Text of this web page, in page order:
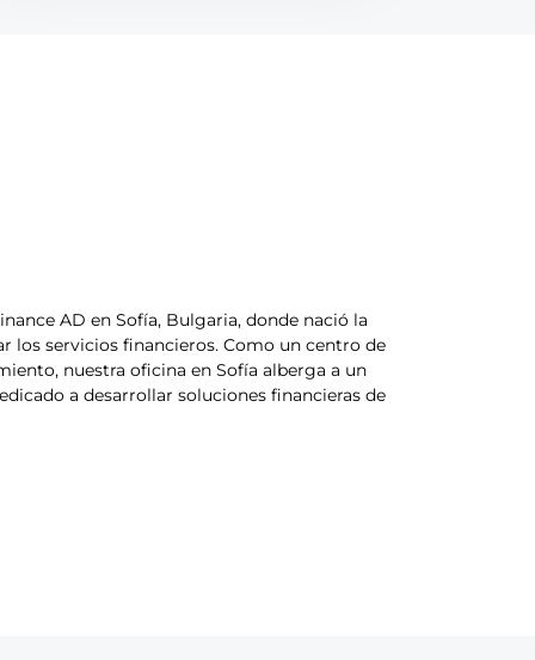
AD en Sofía, Bulgaria, donde nació la
los servicios financieros. Como un centro de
nuestra oficina en Sofía alberga a un
a desarrollar soluciones financieras de